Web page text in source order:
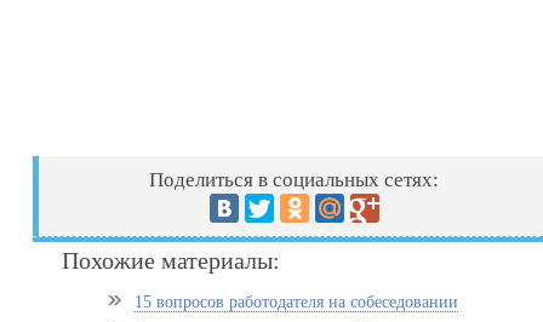
Поделиться в социальных сетях:
Похожие материалы:
15 вопросов работодателя на собеседовании